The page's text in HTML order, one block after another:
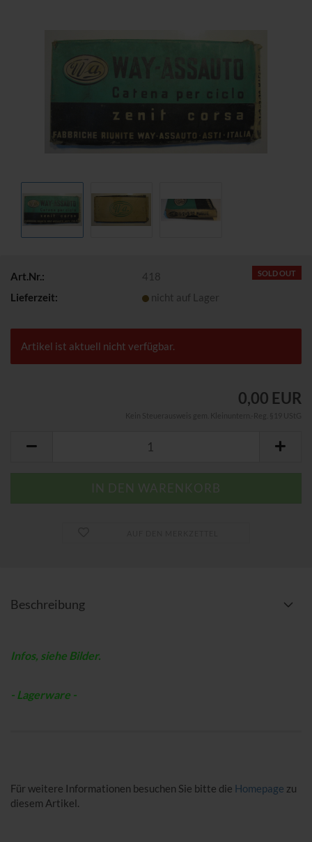
SOLD OUT
Art.Nr.:
418
Lieferzeit:
nicht auf Lager
Artikel ist aktuell nicht verfügbar.
0,00 EUR
Beschreibung
Infos, siehe Bilder.
- Lagerware -
Für weitere Informationen besuchen Sie bitte die Homepage zu
diesem Artikel.